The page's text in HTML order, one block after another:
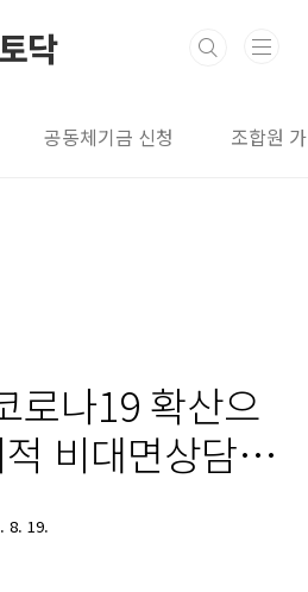
닥
공동체기금 신청 조합원
로나19 확산으
비대면상담
8. 19.